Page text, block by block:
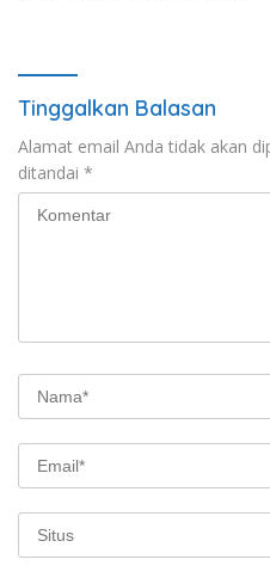
Tinggalkan Balasan
Alamat email Anda tidak akan
ditandai *